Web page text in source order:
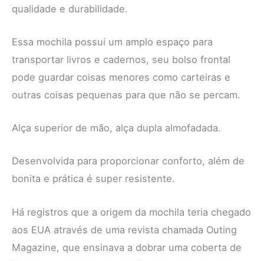
qualidade e durabilidade.
Essa mochila possui um amplo espaço para
transportar livros e cadernos, seu bolso frontal
pode guardar coisas menores como carteiras e
outras coisas pequenas para que não se percam.
Alça superior de mão, alça dupla almofadada.
Desenvolvida para proporcionar conforto, além de
bonita e prática é super resistente.
Há registros que a origem da mochila teria chegado
aos EUA através de uma revista chamada Outing
Magazine, que ensinava a dobrar uma coberta de